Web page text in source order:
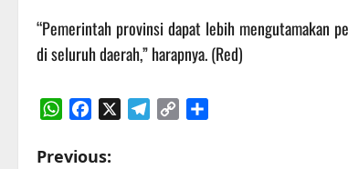
“Pemerintah provinsi dapat lebih mengutamakan
di seluruh daerah,” harapnya. (Red)
P
Previous: